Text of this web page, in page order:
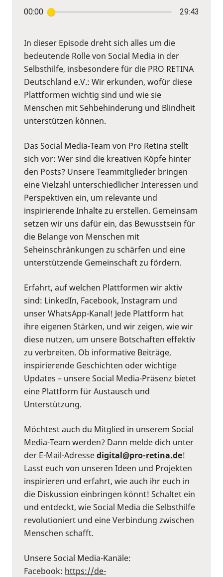
00:00 29:43
In dieser Episode dreht sich alles um die
bedeutende Rolle von Social Media in der
Selbsthilfe, insbesondere für die PRO RETINA
Deutschland e.V.: Wir erkunden, wofür diese
Plattformen wichtig sind und wie sie
Menschen mit Sehbehinderung und Blindheit
unterstützen können.
Das Social Media-Team von Pro Retina stellt
sich vor: Wer sind die kreativen Köpfe hinter
den Posts? Unsere Teammitglieder bringen
eine Vielzahl unterschiedlicher Interessen und
Perspektiven ein, um relevante und
inspirierende Inhalte zu erstellen. Gemeinsam
setzen wir uns dafür ein, das Bewusstsein für
die Belange von Menschen mit
Seheinschränkungen zu schärfen und eine
unterstützende Gemeinschaft zu fördern.
Erfahrt, auf welchen Plattformen wir aktiv
sind: LinkedIn, Facebook, Instagram und
unser WhatsApp-Kanal! Jede Plattform hat
ihre eigenen Stärken, und wir zeigen, wie wir
diese nutzen, um unsere Botschaften effektiv
zu verbreiten. Ob informative Beiträge,
inspirierende Geschichten oder wichtige
Updates – unsere Social Media-Präsenz bietet
eine Plattform für Austausch und
Unterstützung.
Möchtest auch du Mitglied in unserem Social
Media-Team werden? Dann melde dich unter
der E-Mail-Adressedigital@pro-retina.de!
Lasst euch von unseren Ideen und Projekten
inspirieren und erfahrt, wie auch ihr euch in
die Diskussion einbringen könnt! Schaltet ein
und entdeckt, wie Social Media die Selbsthilfe
revolutioniert und eine Verbindung zwischen
Menschen schafft.
Unsere Social Media-Kanäle:
Facebook: ⁠https://de-